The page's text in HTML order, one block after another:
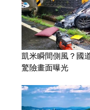
凱米瞬間側風？國
驚險畫面曝光